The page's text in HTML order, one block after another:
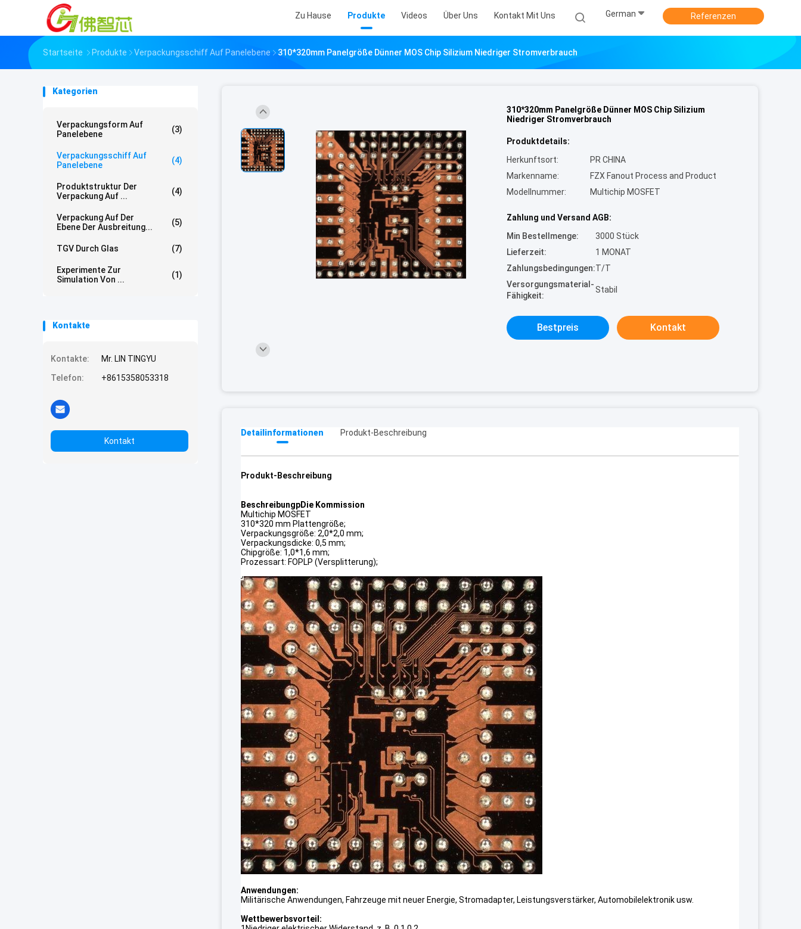
Zu Hause Produkte Videos Über Uns Kontakt Mit Uns German Referenzen
Startseite Produkte Verpackungsschiff Auf Panelebene 310*320mm Panelgröße Dünner MOS Chip Silizium Niedriger Stromverbrauch
Kategorien
Verpackungsform Auf
Panelebene
(3)
Verpackungsschiff Auf
Panelebene
(4)
Produktstruktur Der
Verpackung Auf ...
(4)
Verpackung Auf Der
Ebene Der Ausbreitung...
(5)
TGV Durch Glas (7)
Experimente Zur
Simulation Von ...
(1)
Kontakte
Kontakte:
Mr. LIN TINGYU
Telefon:
+8615358053318
Kontakt
310*320mm Panelgröße Dünner MOS Chip Silizium
Niedriger Stromverbrauch
Produktdetails:
Herkunftsort:
PR CHINA
Markenname:
FZX Fanout Process and Product
Modellnummer:
Multichip MOSFET
Zahlung und Versand AGB:
Min Bestellmenge:
3000 Stück
Lieferzeit:
1 MONAT
Zahlungsbedingungen:T/T
Versorgungsmaterial-
Fähigkeit:
Stabil
Bestpreis Kontakt
Detailinformationen Produkt-Beschreibung
Produkt-Beschreibung
BeschreibungpDie Kommission
Multichip MOSFET
310*320 mm Plattengröße;
Verpackungsgröße: 2,0*2,0 mm;
Verpackungsdicke: 0,5 mm;
Chipgröße: 1,0*1,6 mm;
Prozessart: FOPLP (Versplitterung);
Anwendungen:
Militärische Anwendungen, Fahrzeuge mit neuer Energie, Stromadapter, Leistungsverstärker, Automobilelektronik usw.
Wettbewerbsvorteil: